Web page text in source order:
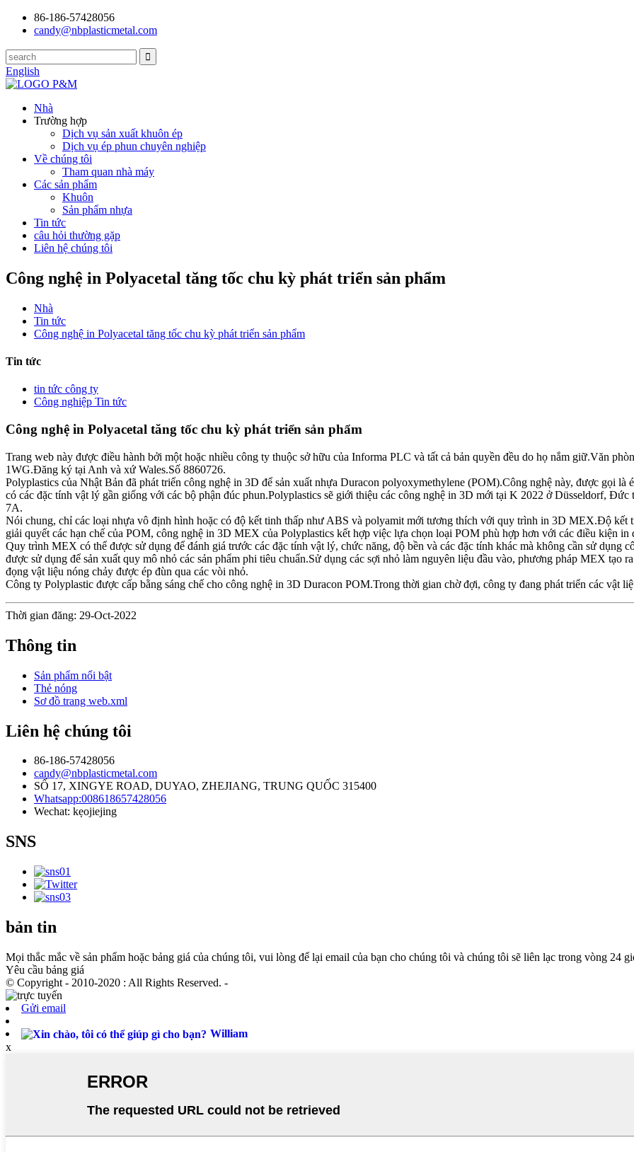
86-186-57428056
candy@nbplasticmetal.com
English
Nhà
Trường hợp
Dịch vụ sản xuất khuôn ép
Dịch vụ ép phun chuyên nghiệp
Về chúng tôi
Tham quan nhà máy
Các sản phẩm
Khuôn
Sản phẩm nhựa
Tin tức
câu hỏi thường gặp
Liên hệ chúng tôi
Công nghệ in Polyacetal tăng tốc chu kỳ phát triển sản phẩm
Nhà
Tin tức
Công nghệ in Polyacetal tăng tốc chu kỳ phát triển sản phẩm
Tin tức
tin tức công ty
Công nghiệp Tin tức
Công nghệ in Polyacetal tăng tốc chu kỳ phát triển sản phẩm
Trang web này được điều hành bởi một hoặc nhiều công ty thuộc sở hữu của Informa PLC và tất cả bản quyền đều do họ nắm giữ.Văn
1WG.Đăng ký tại Anh và xứ Wales.Số 8860726.
Polyplastics của Nhật Bản đã phát triển công nghệ in 3D để sản xuất nhựa Duracon polyoxymethylene (POM).Công nghệ này, được gọi
có các đặc tính vật lý gần giống với các bộ phận đúc phun.Polyplastics sẽ giới thiệu các công nghệ in 3D mới tại K 2022 ở Düsseldorf,
7A.
Nói chung, chỉ các loại nhựa vô định hình hoặc có độ kết tinh thấp như ABS và polyamit mới tương thích với quy trình in 3D MEX.Độ kết
giải quyết các hạn chế của POM, công nghệ in 3D MEX của Polyplastics kết hợp việc lựa chọn loại POM phù hợp hơn với các điều kiện
Quy trình MEX có thể được sử dụng để đánh giá trước các đặc tính vật lý, chức năng, độ bền và các đặc tính khác mà không cần sử dụng
được sử dụng để sản xuất quy mô nhỏ các sản phẩm phi tiêu chuẩn.Sử dụng các sợi nhỏ làm nguyên liệu đầu vào, phương pháp MEX tạo
đọng vật liệu nóng chảy được ép đùn qua các vòi nhỏ.
Công ty Polyplastic được cấp bằng sáng chế cho công nghệ in 3D Duracon POM.Trong thời gian chờ đợi, công ty đang phát triển các vật
Thời gian đăng: 29-Oct-2022
Thông tin
Sản phẩm nổi bật
Thẻ nóng
Sơ đồ trang web.xml
Liên hệ chúng tôi
86-186-57428056
candy@nbplasticmetal.com
SỐ 17, XINGYE ROAD, DUYAO, ZHEJIANG, TRUNG QUỐC 315400
Whatsapp:008618657428056
Wechat: kẹojiejing
SNS
bản tin
Mọi thắc mắc về sản phẩm hoặc bảng giá của chúng tôi, vui lòng để lại email của bạn cho chúng tôi và chúng tôi sẽ liên lạc trong vòng 24
Yêu cầu bảng giá
© Copyright - 2010-2020 : All Rights Reserved. -
Gửi email
William
x